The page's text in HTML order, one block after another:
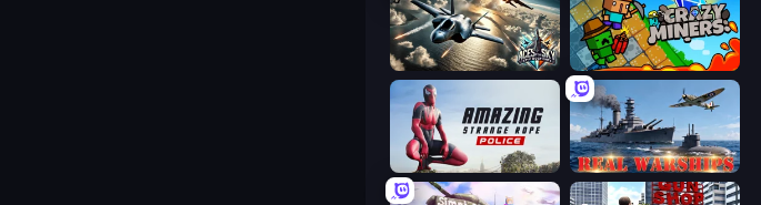
Aces of the Sky: Epic Dogfights Crazy Miners
Amazing Strange Rope Police Real Warships